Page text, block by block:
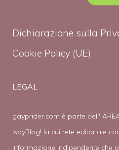
Dichiarazione sulla
Cookie Policy (UE)
LEGAL
gayprider.com è parte dell'
IsayBlog! la cui rete editoriale
informazione indipendente che